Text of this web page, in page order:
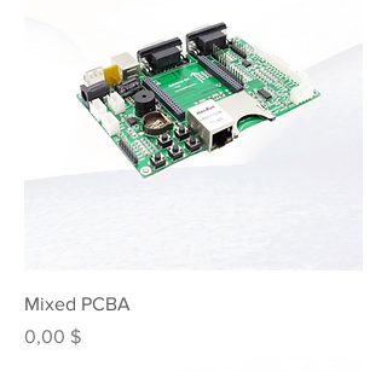
Mixed PCBA
Preis
0,00 $